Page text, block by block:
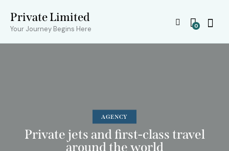
Private Limited
Your Journey Begins Here 0
AGENCY
Private jets and first-class travel
around the world